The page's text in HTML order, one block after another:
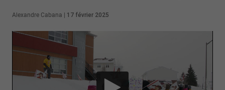
Alexandre Cabana 17 février 2025